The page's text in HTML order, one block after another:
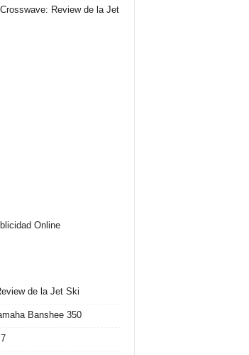
Review de la Jet
Online
de la Jet Ski
Banshee 350